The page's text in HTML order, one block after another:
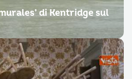
di Kentridge sul